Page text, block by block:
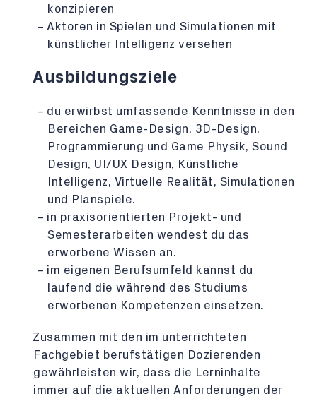
konzipieren
Aktoren in Spielen und Simulationen mit
künstlicher Intelligenz versehen
Ausbildungsziele
du erwirbst umfassende Kenntnisse in den
Bereichen Game-Design, 3D-Design,
Programmierung und Game Physik, Sound
Design, UI/UX Design, Künstliche
Intelligenz, Virtuelle Realität, Simulationen
und Planspiele.
in praxisorientierten Projekt- und
Semesterarbeiten wendest du das
erworbene Wissen an.
im eigenen Berufsumfeld kannst du
laufend die während des Studiums
erworbenen Kompetenzen einsetzen.
Zusammen mit den im unterrichteten
Fachgebiet berufstätigen Dozierenden
gewährleisten wir, dass die Lerninhalte
immer auf die aktuellen Anforderungen der